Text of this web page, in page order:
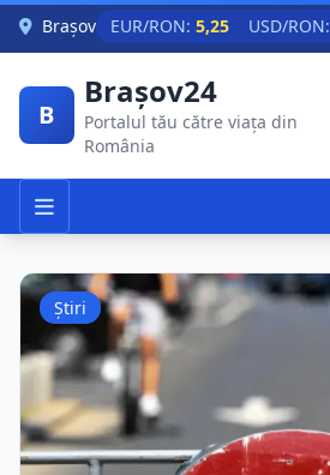
Skip to main content
Brașov EUR/RON: 5,25 USD/RON:
B
Brașov24
Portalul tău către viața din
România
Știri